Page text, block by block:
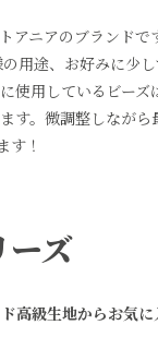
アニアのブランドで
用途、お好みに少し
使用しているビーズ
す。微調整しながら
す！
ーズ
高級生地からお気に